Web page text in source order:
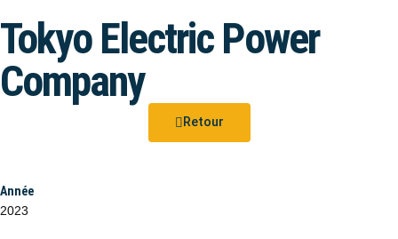
Tokyo Electric Power
Company
Retour
Année
2023